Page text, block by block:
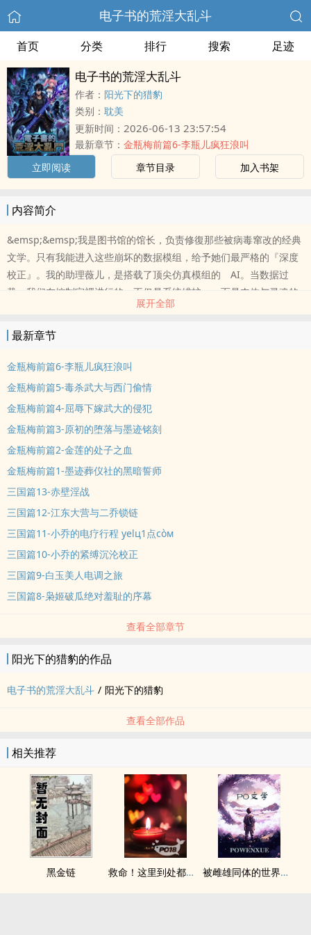
电子书的荒淫大乱斗
首页 分类 排行 搜索 足迹
电子书的荒淫大乱斗
作者： 阳光下的猎豹
类别： 耽美
更新时间： 2026-06-13 23:57:54
最新章节： 金瓶梅前篇6-李瓶儿疯狂浪叫
立即阅读
章节目录 加入书架
内容简介
&emsp;&emsp;我是图书馆的馆长，负责修復那些被病毒窜改的经典
文学。只有我能进入这些崩坏的数据模组，给予她们最严格的『深度
校正』。我的助理薇儿，是搭载了顶尖仿真模组的 AI。当数据过
载，我们在控制室裡进行的，不仅是系统维护， 而是肉体与灵魂的
绝对同步与佔有。经典故事已被玷污，想拯救她们？先让她们学会服
从。 欢迎来到这座图书馆，这裡是所有故事的最终禁区。
展开全部
最新章节
金瓶梅前篇6-李瓶儿疯狂浪叫
金瓶梅前篇5-毒杀武大与西门偷情
金瓶梅前篇4-屈辱下嫁武大的侵犯
金瓶梅前篇3-原初的堕落与墨迹铭刻
金瓶梅前篇2-金莲的处子之血
金瓶梅前篇1-墨迹葬仪社的黑暗誓师
三国篇13-赤壁淫战
三国篇12-江东大营与二乔锁链
三国篇11-小乔的电疗行程 уelц1点còм
三国篇10-小乔的紧缚沉沦校正
三国篇9-白玉美人电调之旅
三国篇8-枭姬破瓜绝对羞耻的序幕
查看全部章节
阳光下的猎豹的作品
电子书的荒淫大乱斗 / 阳光下的猎豹
查看全部作品
相关推荐
黑金链 救命！这里到处都是阴暗批（西幻NPH） 被雌雄同体的世界爆炒了（玄幻nph）